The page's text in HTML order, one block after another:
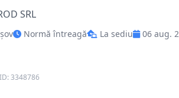
SRL
Normă întreagă La sediu 06 aug.
ID: 3348786